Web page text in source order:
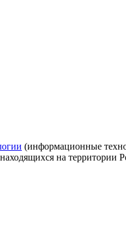
(информационные
на территории